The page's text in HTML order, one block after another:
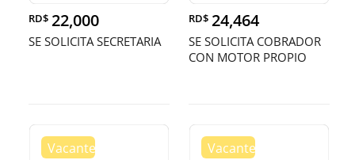
RD$ 22,000
SE SOLICITA SECRETARIA
RD$ 24,464
SE SOLICITA COBRADOR
CON MOTOR PROPIO